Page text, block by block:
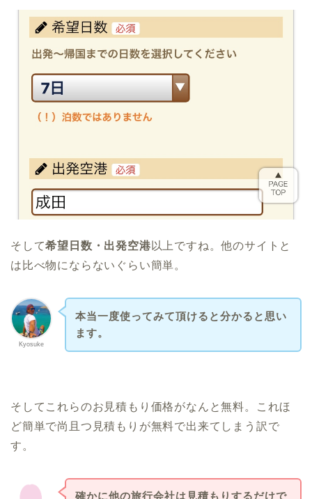
そして希望日数・ 出発空港 以上ですね。他のサイトと
は比べ物にならないぐらい簡単。
Kyosuke
本当一度使ってみて頂けると分かると思い
ます。
そしてこれらのお見積もり価格がなんと無料。これほ
ど簡単で尚且つ見積もりが無料で出来てしまう訳で
す。
確かに他の旅行会社は見積もりするだけで